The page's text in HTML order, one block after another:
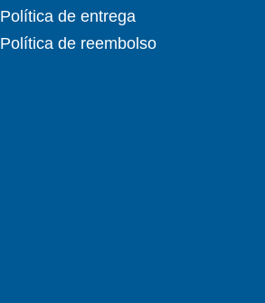
Política de entrega
Política de reembolso